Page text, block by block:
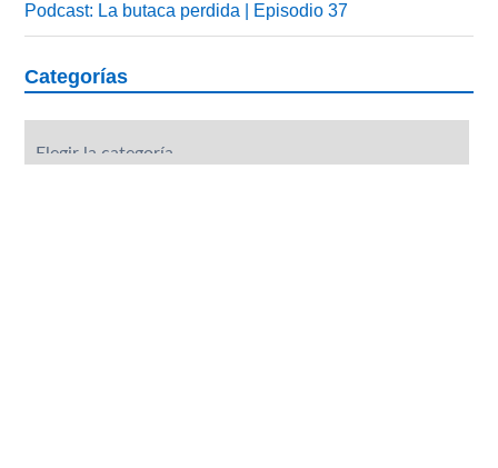
Podcast: La butaca perdida | Episodio 37
Categorías